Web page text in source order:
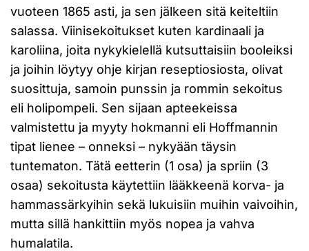
vuoteen 1865 asti, ja sen jälkeen sitä keiteltiin
salassa. Viinisekoitukset kuten kardinaali ja
karoliina, joita nykykielellä kutsuttaisiin booleiksi
ja joihin löytyy ohje kirjan reseptiosiosta, olivat
suosittuja, samoin punssin ja rommin sekoitus
eli holipompeli. Sen sijaan apteekeissa
valmistettu ja myyty hokmanni eli Hoffmannin
tipat lienee – onneksi – nykyään täysin
tuntematon. Tätä eetterin (1 osa) ja spriin (3
osaa) sekoitusta käytettiin lääkkeenä korva- ja
hammassärkyihin sekä lukuisiin muihin vaivoihin,
mutta sillä hankittiin myös nopea ja vahva
humalatila.